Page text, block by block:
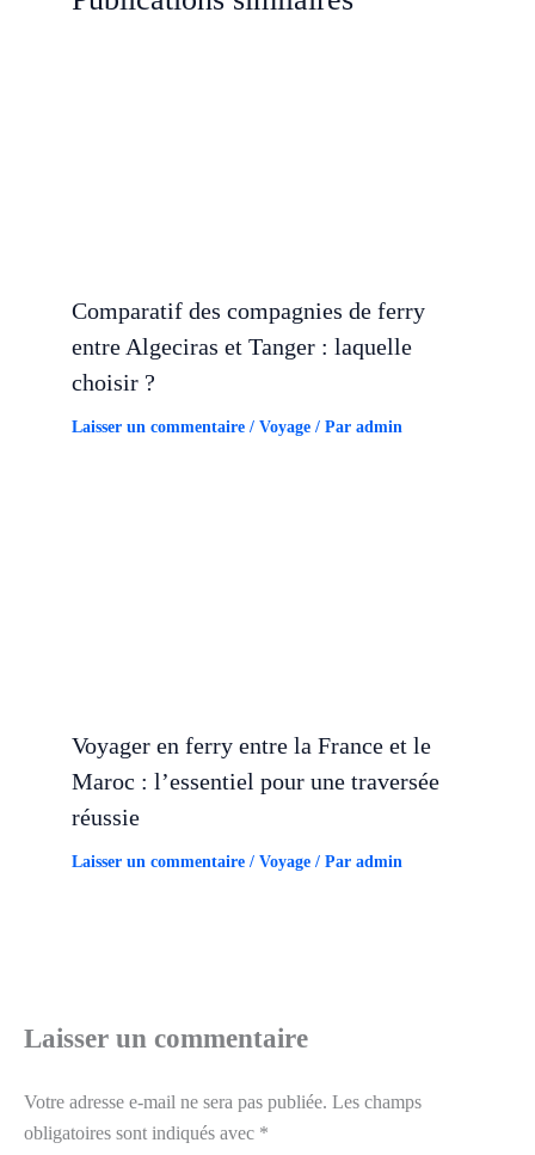
Comparatif des compagnies de ferry
entre Algeciras et Tanger : laquelle
choisir ?
Laisser un commentaire / Voyage / Par admin
Voyager en ferry entre la France et le
Maroc : l’essentiel pour une traversée
réussie
Laisser un commentaire / Voyage / Par admin
Laisser un commentaire
Votre adresse e-mail ne sera pas publiée. Les champs
obligatoires sont indiqués avec *